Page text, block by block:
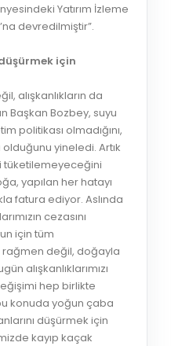
Yatırım İzleme
devredilmiştir”.
için
alışkanlıkların da
Başkan Bozbey, suyu
politikası olmadığını,
yineledi. Artık
tüketilemeyeceğini
yapılan her hatayı
fatura ediyor. Aslında
cezasını
için tüm
rağmen değil, doğayla
alışkanlıklarımızı
hep birlikte
konuda yoğun çaba
düşürmek için
kayıp kaçak